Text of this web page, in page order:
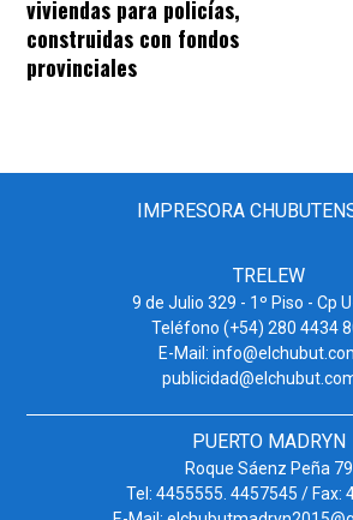
viviendas para policías,
construidas con fondos
provinciales
IMPRESORA
TRELEW
9 de Julio 329 - 1º Piso - Cp
Teléfono (+54) 280 4434
E-Mail:
PUERTO MADRYN
Roque Sáenz Peña 79
Tel: 4455555. 4457545 / Fax: